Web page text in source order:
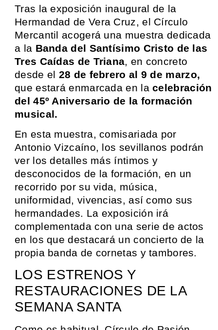
Tras la exposición inaugural de la
Hermandad de Vera Cruz, el Círculo
Mercantil acogerá una muestra dedicada
a la Banda del Santísimo Cristo de las
Tres Caídas de Triana, en concreto
desde el 28 de febrero al 9 de marzo,
que estará enmarcada en lacelebración
del 45º Aniversario de la formación
musical.
En esta muestra, comisariada por
Antonio Vizcaíno, los sevillanos podrán
ver los detalles más íntimos y
desconocidos de la formación, en un
recorrido por su vida, música,
uniformidad, vivencias, así como sus
hermandades. La exposición irá
complementada con una serie de actos
en los que destacará un concierto de la
propia banda de cornetas y tambores.
LOS ESTRENOS Y
RESTAURACIONES DE LA
SEMANA SANTA